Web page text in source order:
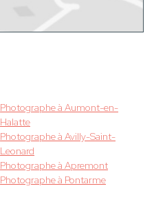
Photographe à Aumont-en-
Halatte
Photographe à Avilly-Saint-
Leonard
Photographe à Apremont
Photographe à Pontarme